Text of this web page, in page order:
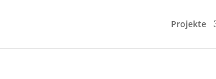
Projekte